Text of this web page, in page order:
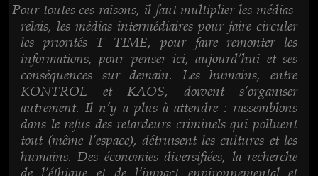
- Pour toutes ces raisons, il faut multiplier les médias-
relais, les médias intermédiaires pour faire circuler
les priorités T TIME, pour faire remonter les
informations, pour penser ici, aujourd’hui et ses
conséquences sur demain. Les humains, entre
KONTROL et KAOS, doivent s’organiser
autrement. Il n’y a plus à attendre : rassemblons
dans le refus des retardeurs criminels qui polluent
tout (même l’espace), détruisent les cultures et les
humains. Des économies diversifiées, la recherche
de l’éthique et de l’impact environnemental et